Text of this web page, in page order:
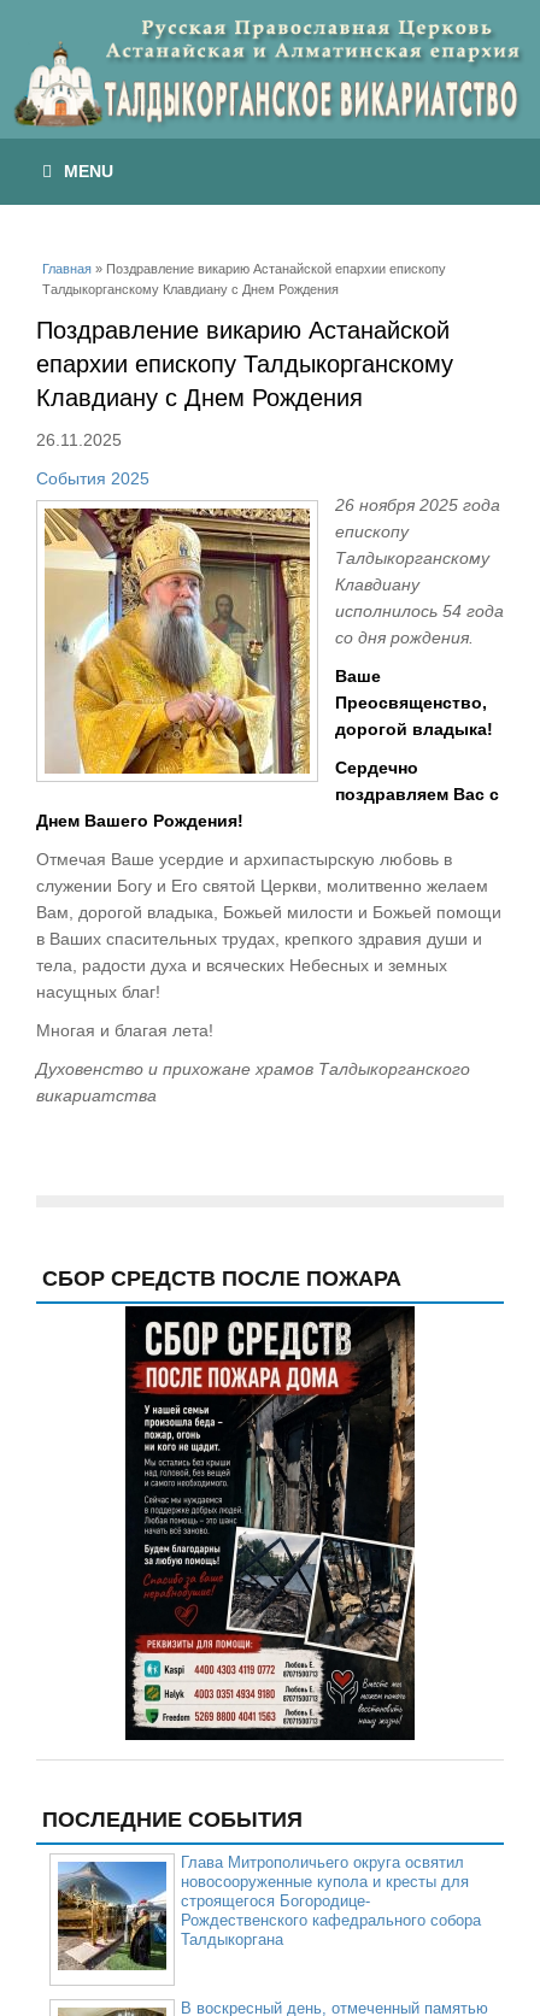
MENU
Вы здесь
Главная » Поздравление викарию Астанайской епархии епископу
Талдыкорганскому Клавдиану с Днем Рождения
Поздравление викарию Астанайской
епархии епископу Талдыкорганскому
Клавдиану с Днем Рождения
26.11.2025
События 2025
26 ноября 2025 года
епископу
Талдыкорганскому
Клавдиану
исполнилось 54 года
со дня рождения.
Ваше
Преосвященство,
дорогой владыка!
Сердечно
поздравляем Вас с
Днем Вашего Рождения!
Отмечая Ваше усердие и архипастырскую любовь в
служении Богу и Его святой Церкви, молитвенно желаем
Вам, дорогой владыка, Божьей милости и Божьей помощи
в Ваших спасительных трудах, крепкого здравия души и
тела, радости духа и всяческих Небесных и земных
насущных благ!
Многая и благая лета!
Духовенство и прихожане храмов Талдыкорганского
викариатства
СБОР СРЕДСТВ ПОСЛЕ ПОЖАРА
ПОСЛЕДНИЕ СОБЫТИЯ
Глава Митрополичьего округа освятил
новосооруженные купола и кресты для
строящегося Богородице-
Рождественского кафедрального собора
Талдыкоргана
В воскресный день, отмеченный памятью